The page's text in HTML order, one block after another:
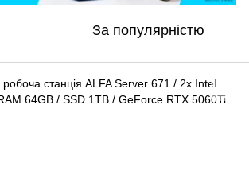
За популярністю